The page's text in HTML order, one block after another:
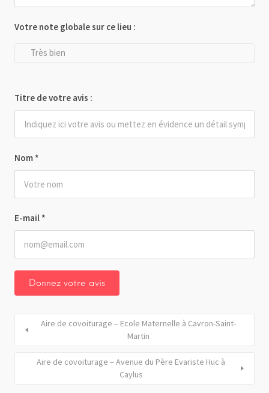
Nom *
E-mail *
Votre note globale sur ce lieu :
Très bien
Titre de votre avis :
Aire de covoiturage – Ecole Maternelle à Cavron-Saint-
Martin
Aire de covoiturage – Avenue du Père Evariste Huc à
Caylus